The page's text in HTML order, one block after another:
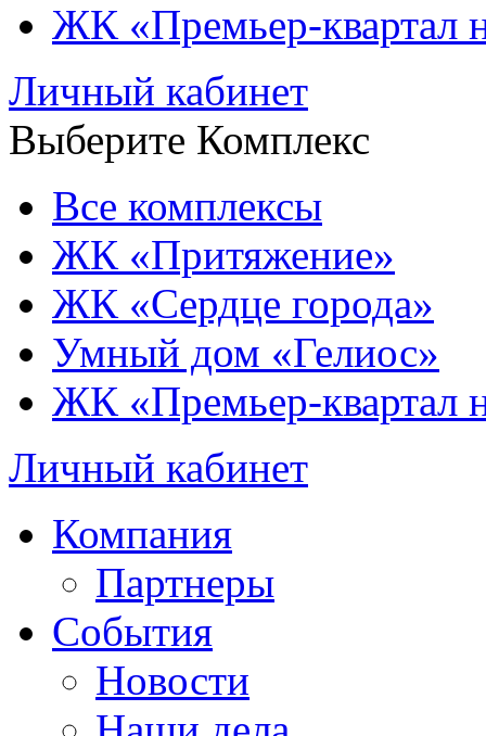
ЖК «Премьер-квартал
Личный кабинет
Выберите Комплекс
Все комплексы
ЖК «Притяжение»
ЖК «Сердце города»
Умный дом «Гелиос»
ЖК «Премьер-квартал
Личный кабинет
Компания
Партнеры
События
Новости